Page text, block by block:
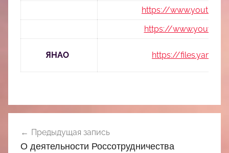
https://
https://
ЯНАО https://
по
Предыдущая запись
О деятельности Россотрудничества